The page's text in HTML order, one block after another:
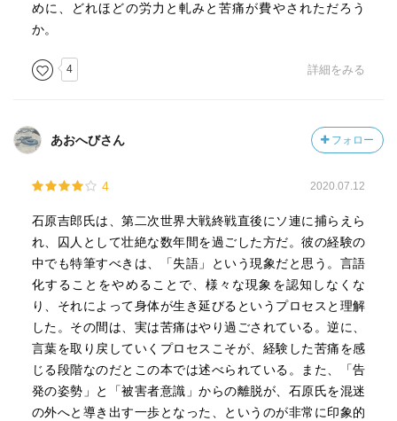
めに、どれほどの労力と軋みと苦痛が費やされただろう
か。
4 詳細をみる
あおへびさん フォロー
4 2020.07.12
石原吉郎氏は、第二次世界大戦終戦直後にソ連に捕らえら
れ、囚人として壮絶な数年間を過ごした方だ。彼の経験の
中でも特筆すべきは、「失語」という現象だと思う。言語
化することをやめることで、様々な現象を認知しなくな
り、それによって身体が生き延びるというプロセスと理解
した。その間は、実は苦痛はやり過ごされている。逆に、
言葉を取り戻していくプロセスこそが、経験した苦痛を感
じる段階なのだとこの本では述べられている。また、「告
発の姿勢」と「被害者意識」からの離脱が、石原氏を混迷
の外へと導き出す一歩となった、というのが非常に印象的